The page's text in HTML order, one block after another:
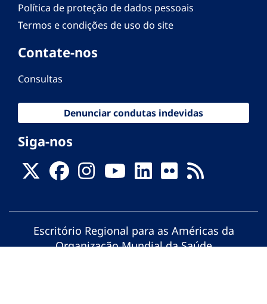
Política de proteção de dados pessoais
Termos e condições de uso do site
Contate-nos
Consultas
Denunciar condutas indevidas
Siga-nos
Escritório Regional para as Américas da
Organização Mundial da Saúde